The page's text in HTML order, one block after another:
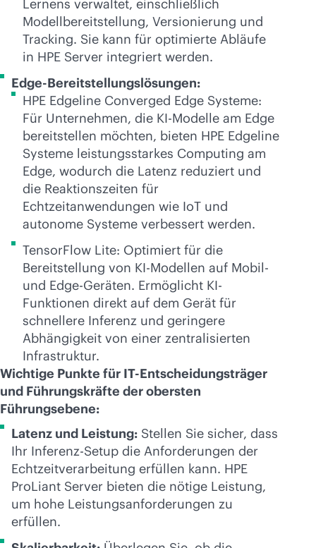
Lernens verwaltet, einschließlich
Modellbereitstellung, Versionierung und
Tracking. Sie kann für optimierte Abläufe
in HPE Server integriert werden.
Edge-Bereitstellungslösungen:
HPE Edgeline Converged Edge Systeme:
Für Unternehmen, die KI-Modelle am Edge
bereitstellen möchten, bieten HPE Edgeline
Systeme leistungsstarkes Computing am
Edge, wodurch die Latenz reduziert und
die Reaktionszeiten für
Echtzeitanwendungen wie IoT und
autonome Systeme verbessert werden.
TensorFlow Lite: Optimiert für die
Bereitstellung von KI-Modellen auf Mobil-
und Edge-Geräten. Ermöglicht KI-
Funktionen direkt auf dem Gerät für
schnellere Inferenz und geringere
Abhängigkeit von einer zentralisierten
Infrastruktur.
Wichtige Punkte für IT-Entscheidungsträger
und Führungskräfte der obersten
Führungsebene:
Latenz und Leistung: Stellen Sie sicher, dass
Ihr Inferenz-Setup die Anforderungen der
Echtzeitverarbeitung erfüllen kann. HPE
ProLiant Server bieten die nötige Leistung,
um hohe Leistungsanforderungen zu
erfüllen.